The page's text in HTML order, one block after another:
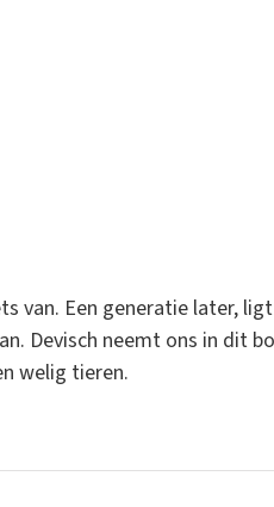
van. Een generatie later,
Devisch neemt ons in dit
welig tieren.